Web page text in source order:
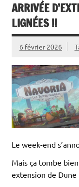
ARRIVÉE
LIGNÉES !!
6 février 2026
Le week-end
Mais ça tombe
extension de